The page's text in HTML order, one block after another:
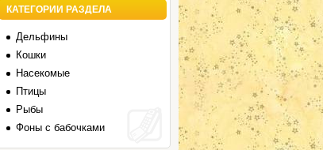
КАТЕГОРИИ РАЗДЕЛА
Дельфины
Кошки
Насекомые
Птицы
Рыбы
Фоны с бабочками